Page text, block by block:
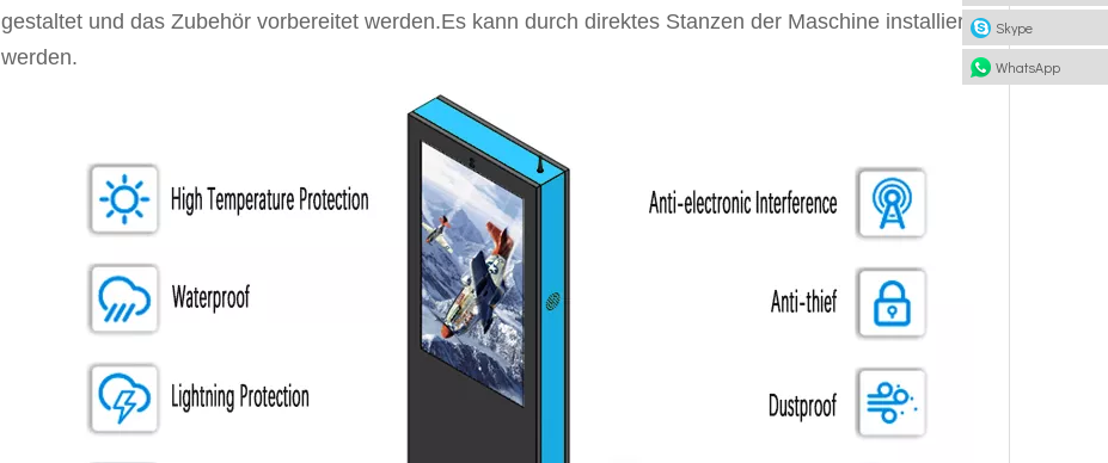
gestaltet und das Zubehör vorbereitet werden.Es kann durch direktes Stanzen der Maschine installiert
werden.
Skype
WhatsApp